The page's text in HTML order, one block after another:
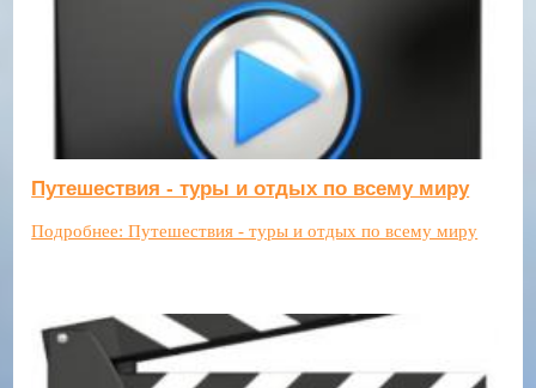
Путешествия - туры и отдых по всему миру
Подробнее: Путешествия - туры и отдых по всему миру